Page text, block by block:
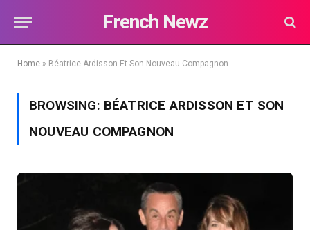
French Newz
Home » Béatrice Ardisson Et Son Nouveau Compagnon
BROWSING: BÉATRICE ARDISSON ET SON
NOUVEAU COMPAGNON